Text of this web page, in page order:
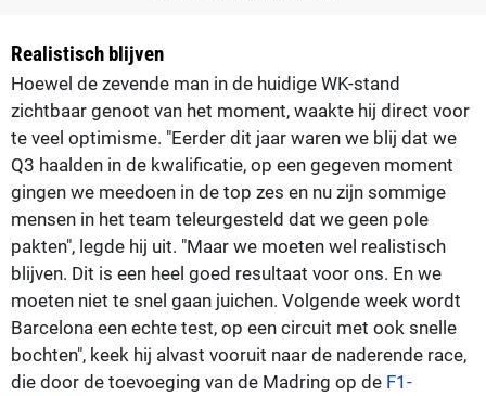
Realistisch blijven
Hoewel de zevende man in de huidige WK-stand
zichtbaar genoot van het moment, waakte hij direct voor
te veel optimisme. "Eerder dit jaar waren we blij dat we
Q3 haalden in de kwalificatie, op een gegeven moment
gingen we meedoen in de top zes en nu zijn sommige
mensen in het team teleurgesteld dat we geen pole
pakten", legde hij uit. "Maar we moeten wel realistisch
blijven. Dit is een heel goed resultaat voor ons. En we
moeten niet te snel gaan juichen. Volgende week wordt
Barcelona een echte test, op een circuit met ook snelle
bochten", keek hij alvast vooruit naar de naderende race,
die door de toevoeging van de Madring op de F1-